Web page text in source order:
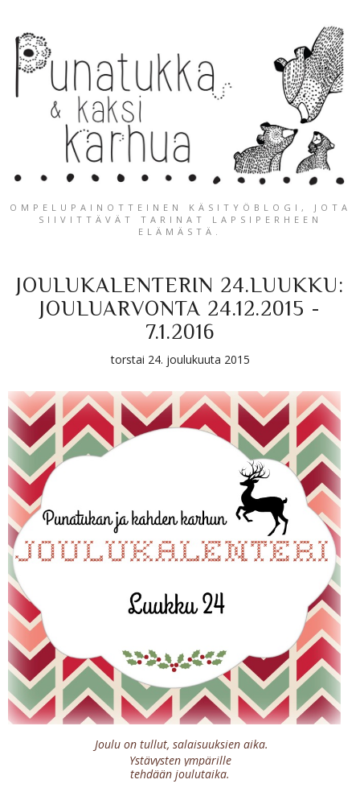
OMPELUPAINOTTEINEN KÄSITYÖBLOGI, JOTA
SIIVITTÄVÄT TARINAT LAPSIPERHEEN
ELÄMÄSTÄ.
JOULUKALENTERIN 24.LUUKKU:
JOULUARVONTA 24.12.2015 -
7.1.2016
torstai 24. joulukuuta 2015
Joulu on tullut, salaisuuksien aika.
Ystävysten ympärille
tehdään joulutaika.